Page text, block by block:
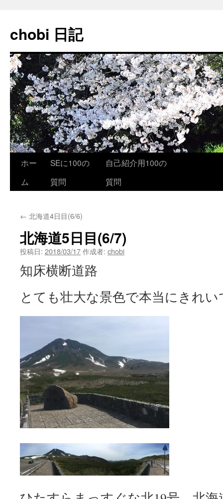
テ
ン
へ
ス
キ
ッ
プ
chobi 日記
ホー
ム
SEに100の
質問
自己紹介用100の
質問
← 北海道4日目(6/6)
北海道5日目(6/7)
投稿日: 2018/03/17作成者: chobi
知床横断道路
とても壮大な景色で本当にきれ